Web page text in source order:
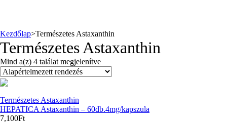
Kezdőlap>Természetes Astaxanthin
Természetes Astaxanthin
Mind a(z) 4 találat megjelenítve
Természetes Astaxanthin
HEPATICA Astaxanthin – 60db.4mg/kapszula
7,100Ft